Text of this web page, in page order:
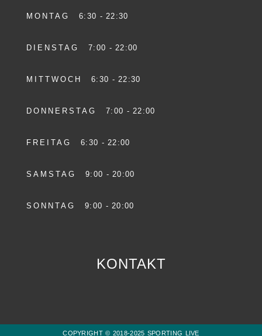
MONTAG 6:30 - 22:30
DIENSTAG 7:00 - 22:00
MITTWOCH 6:30 - 22:30
DONNERSTAG 7:00 - 22:00
FREITAG 6:30 - 22:00
SAMSTAG 9:00 - 20:00
SONNTAG 9:00 - 20:00
KONTAKT
COPYRIGHT © 2018-2025 SPORTING LIVE